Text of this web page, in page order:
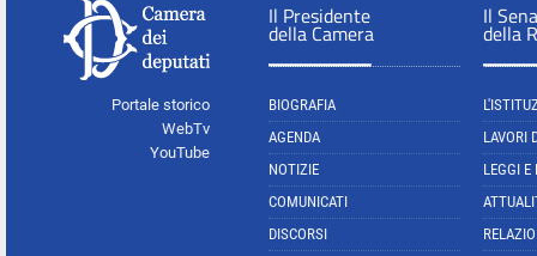
Portale storico
WebTv
YouTube
Il Presidente
della Camera
BIOGRAFIA
AGENDA
NOTIZIE
COMUNICATI
DISCORSI
Il
della
LAVORI
LEGGI E